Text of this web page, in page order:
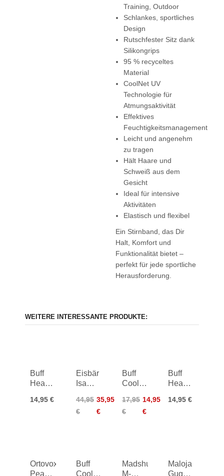
Training, Outdoor
Schlankes, sportliches
Design
Rutschfester Sitz dank
Silikongrips
95 % recyceltes
Material
CoolNet UV
Technologie für
Atmungsaktivität
Effektives
Feuchtigkeitsmanagement
Leicht und angenehm
zu tragen
Hält Haare und
Schweiß aus dem
Gesicht
Ideal für intensive
Aktivitäten
Elastisch und flexibel
Ein Stirnband, das Dir
Halt, Komfort und
Funktionalität bietet –
perfekt für jede sportliche
Herausforderung.
WEITERE INTERESSANTE PRODUKTE:
Buff
Headband
14,95 €
Eisbär
Isa
44,95
€
35,95
€
Buff
Coolnet
Slim
Headband
17,95
€
14,95
€
Buff
Headband
14,95 €
Ortovox
Peak
Buff
Coolnet
Madshus
M-
Maloja
Guggenastl